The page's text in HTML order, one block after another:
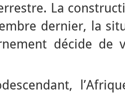
La
dernier, la
décide de